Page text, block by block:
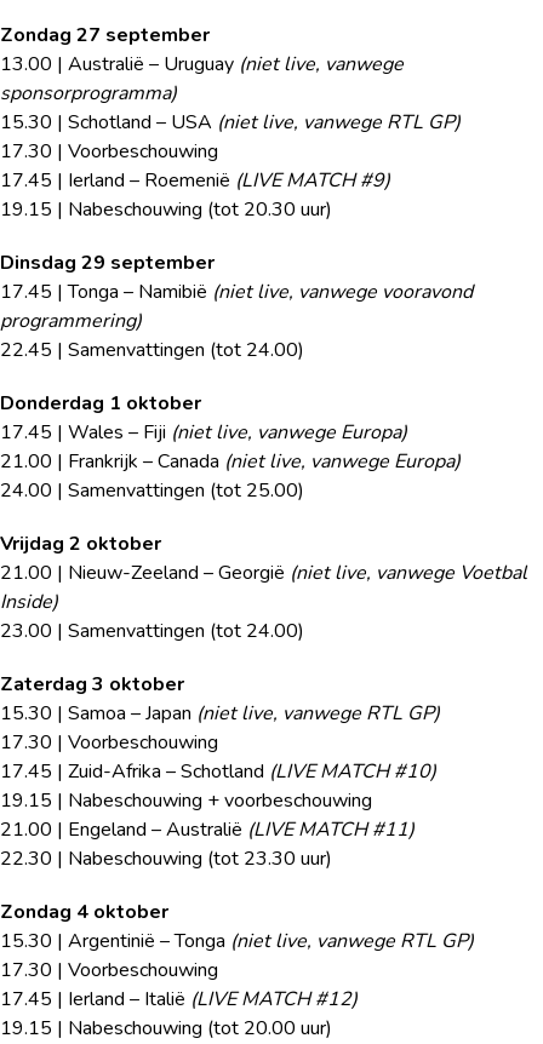
Zondag 27 september
13.00 | Australië – Uruguay (niet live, vanwege
sponsorprogramma)
15.30 | Schotland – USA (niet live, vanwege RTL GP)
17.30 | Voorbeschouwing
17.45 | Ierland – Roemenië (LIVE MATCH #9)
19.15 | Nabeschouwing (tot 20.30 uur)
Dinsdag 29 september
17.45 | Tonga – Namibië (niet live, vanwege vooravond
programmering)
22.45 | Samenvattingen (tot 24.00)
Donderdag 1 oktober
17.45 | Wales – Fiji (niet live, vanwege Europa)
21.00 | Frankrijk – Canada (niet live, vanwege Europa)
24.00 | Samenvattingen (tot 25.00)
Vrijdag 2 oktober
21.00 | Nieuw-Zeeland – Georgië (niet live, vanwege Voetbal
Inside)
23.00 | Samenvattingen (tot 24.00)
Zaterdag 3 oktober
15.30 | Samoa – Japan (niet live, vanwege RTL GP)
17.30 | Voorbeschouwing
17.45 | Zuid-Afrika – Schotland (LIVE MATCH #10)
19.15 | Nabeschouwing + voorbeschouwing
21.00 | Engeland – Australië (LIVE MATCH #11)
22.30 | Nabeschouwing (tot 23.30 uur)
Zondag 4 oktober
15.30 | Argentinië – Tonga (niet live, vanwege RTL GP)
17.30 | Voorbeschouwing
17.45 | Ierland – Italië (LIVE MATCH #12)
19.15 | Nabeschouwing (tot 20.00 uur)